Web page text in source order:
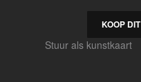
KOOP
Stuur als kunstkaart